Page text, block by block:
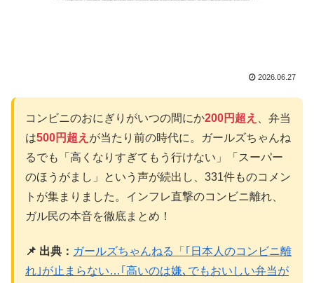
2026.06.27
コンビニのおにぎりがいつの間にか200円超え
、弁当
は500円超え が当たり前の時代に。ガールズちゃんね
るでも「高くなりすぎてもう行けない」「スーパー
のほうがまし」という声が続出し、331件ものコメン
トが集まりました。インフレ直撃のコンビニ離れ、
ガル民の本音を徹底まとめ！
📌 出典： ガールズちゃんねる「｢日本人のコンビニ離
れ｣が止まらない…｢高いのは嫌､でもおいしい弁当が